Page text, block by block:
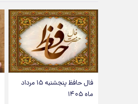
فال حافظ پنجشنبه ۱۵ مرداد
ماه ۱۴۰۵